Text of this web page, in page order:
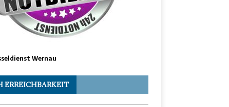
Wernau
ERREICHBARKEIT